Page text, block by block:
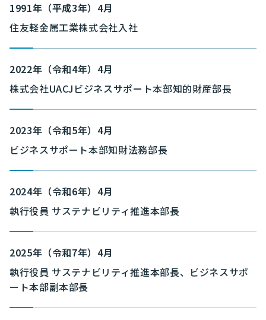
1991年（平成3年）4月
住友軽金属工業株式会社入社
2022年（令和4年）4月
株式会社UACJビジネスサポート本部知的財産部長
2023年（令和5年）4月
ビジネスサポート本部知財法務部長
2024年（令和6年）4月
執行役員 サステナビリティ推進本部長
2025年（令和7年）4月
執行役員 サステナビリティ推進本部長、ビジネスサポ
ート本部副本部長